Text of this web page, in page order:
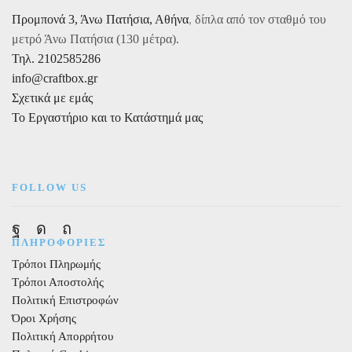
10μ.
Προμπονά 3, Άνω Πατήσια, Αθήνα, δίπλα από τον σταθμό του
μετρό Άνω Πατήσια (130 μέτρα).
Τηλ. 2102585286
info@craftbox.gr
Σχετικά με εμάς
Το Εργαστήριο και το Κατάστημά μας
FOLLOW US
Facebook
Instagram
Pinterest
ΠΛΗΡΟΦΟΡΙΕΣ
Τρόποι Πληρωμής
Τρόποι Αποστολής
Πολιτική Επιστροφών
Όροι Χρήσης
Πολιτική Απορρήτου